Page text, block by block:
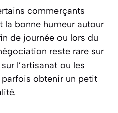
commerçants
la bonne humeur autour
de journée ou lors du
reste rare sur
l’artisanat ou les
obtenir un petit